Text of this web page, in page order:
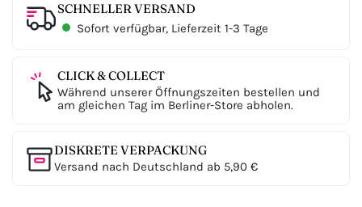
SCHNELLER VERSAND
Sofort verfügbar, Lieferzeit 1-3 Tage
CLICK & COLLECT
Während unserer Öffnungszeiten bestellen und
am gleichen Tag im Berliner-Store abholen.
DISKRETE VERPACKUNG
Versand nach Deutschland ab 5,90 €